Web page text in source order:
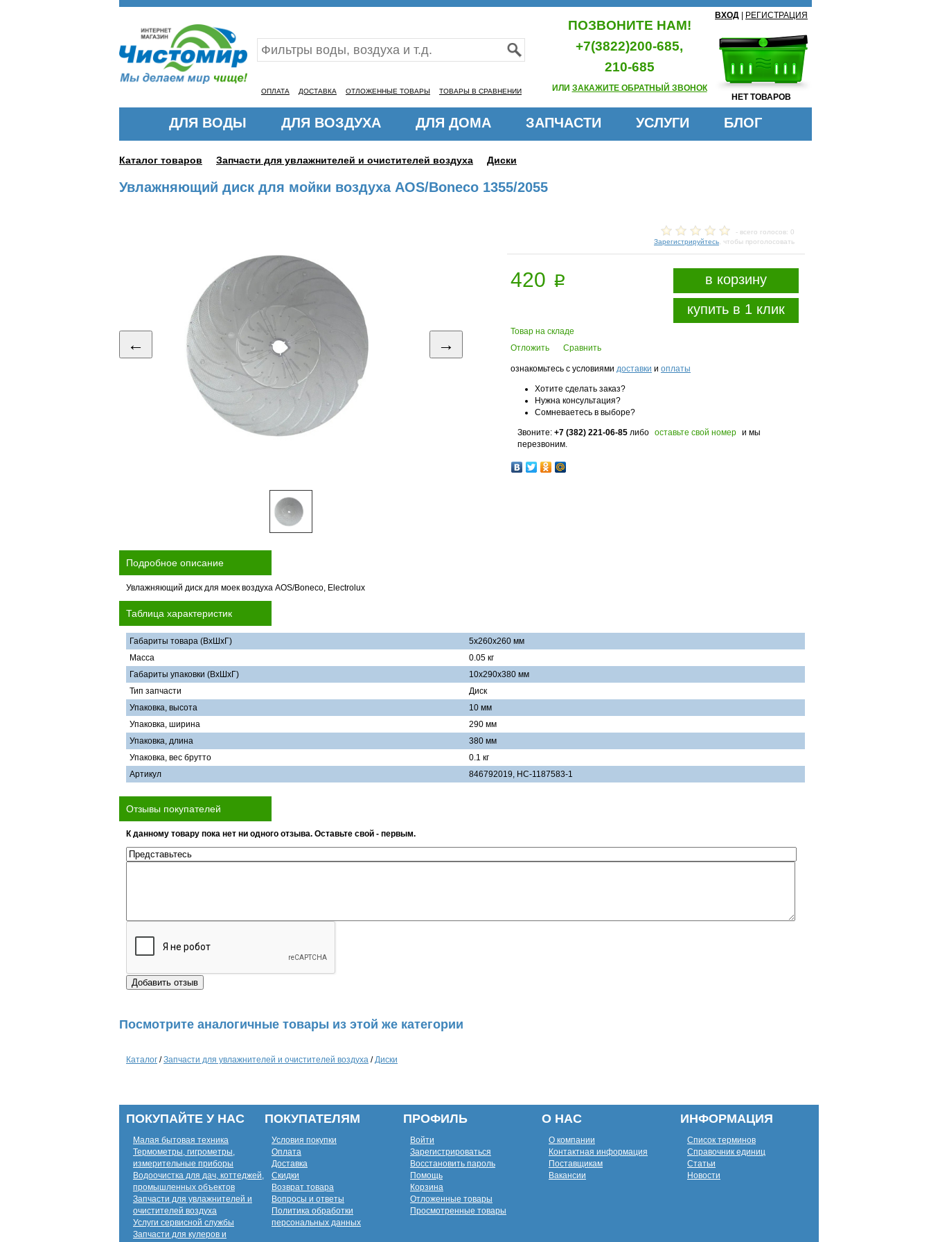
ОПЛАТА ДОСТАВКА ОТЛОЖЕННЫЕ ТОВАРЫ ТОВАРЫ В СРАВНЕНИИ
ПОЗВОНИТЕ НАМ!
+7(3822)200-685,
210-685
ИЛИ ЗАКАЖИТЕ ОБРАТНЫЙ ЗВОНОК
ВХОД РЕГИСТРАЦИЯ
НЕТ ТОВАРОВ
ДЛЯ ВОДЫ ДЛЯ ВОЗДУХА ДЛЯ ДОМА ЗАПЧАСТИ УСЛУГИ БЛОГ
Каталог товаров Запчасти для увлажнителей и очистителей воздуха Диски
Увлажняющий диск для мойки воздуха AOS/Boneco 1355/2055
← →
- всего голосов: 0
Зарегистрируйтесь , чтобы проголосовать
420 p
в корзину
купить в 1 клик
Товар на складе
Отложить
Сравнить
ознакомьтесь с условиями доставки и оплаты
Хотите сделать заказ?
Нужна консультация?
Сомневаетесь в выборе?
Звоните: +7 (382) 221-06-85 либо оставьте свой номер и мы
перезвоним.
Подробное описание
Увлажняющий диск для моек воздуха AOS/Boneco, Electrolux
Таблица характеристик
Габариты товара (ВхШхГ)
5x260x260 мм
Масса
0.05 кг
Габариты упаковки (ВхШхГ)
10x290x380 мм
Тип запчасти
Диск
Упаковка, высота
10 мм
Упаковка, ширина
290 мм
Упаковка, длина
380 мм
Упаковка, вес брутто
0.1 кг
Артикул
846792019, НС-1187583-1
Отзывы покупателей
К данному товару пока нет ни одного отзыва. Оставьте свой - первым.
Посмотрите аналогичные товары из этой же категории
Каталог /Запчасти для увлажнителей и очистителей воздуха /Диски
ПОКУПАЙТЕ У НАС
Малая бытовая техника
Термометры, гигрометры,
измерительные приборы
Водоочистка для дач, коттеджей,
промышленных объектов
Запчасти для увлажнителей и
очистителей воздуха
Услуги сервисной службы
Запчасти для кулеров и
ПОКУПАТЕЛЯМ
Условия покупки
Оплата
Доставка
Скидки
Возврат товара
Вопросы и ответы
Политика обработки
персональных данных
ПРОФИЛЬ
Войти
Зарегистрироваться
Восстановить пароль
Помощь
Корзина
Отложенные товары
Просмотренные товары
О НАС
О компании
Контактная информация
Поставщикам
Вакансии
ИНФОРМАЦИЯ
Список терминов
Справочник единиц
Статьи
Новости